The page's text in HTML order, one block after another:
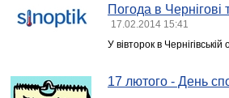
Погода в Чернігові
17.02.2014 15:41
У вівторок в
17 лютого - День